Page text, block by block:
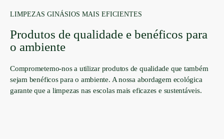
LIMPEZAS GINÁSIOS MAIS EFICIENTES
Produtos de qualidade e benéficos para
o ambiente
Comprometemo-nos a utilizar produtos de qualidade que também
sejam benéficos para o ambiente. A nossa abordagem ecológica
garante que a limpezas nas escolas mais eficazes e sustentáveis.